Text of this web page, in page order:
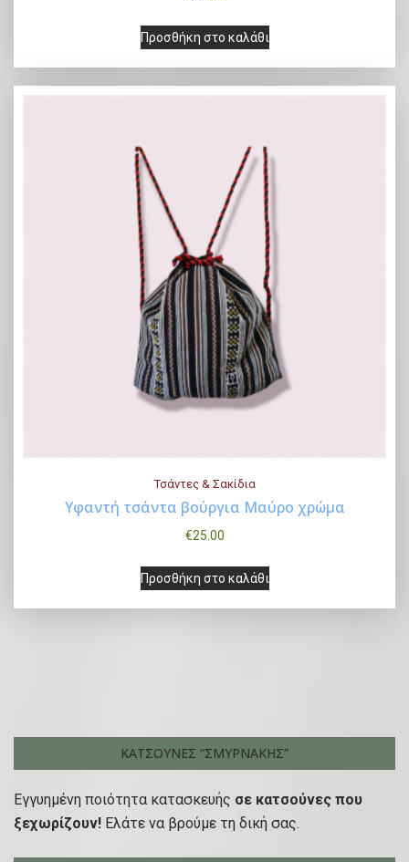
Προσθήκη στο καλάθι
Τσάντες & Σακίδια
Υφαντή τσάντα βούργια Μαύρο χρώμα
€25.00
Προσθήκη στο καλάθι
ΚΑΤΣΟΎΝΕΣ “ΣΜΥΡΝΆΚΗΣ”
Εγγυημένη ποιότητα κατασκευής σε κατσούνες που
ξεχωρίζουν! Ελάτε να βρούμε τη δική σας.